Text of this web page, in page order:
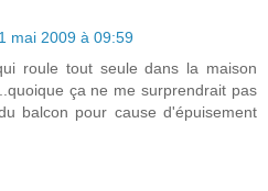
mai 2009 à 09:59
roule tout seule dans la maison
ça ne me surprendrait pas
balcon pour cause d'épuisement